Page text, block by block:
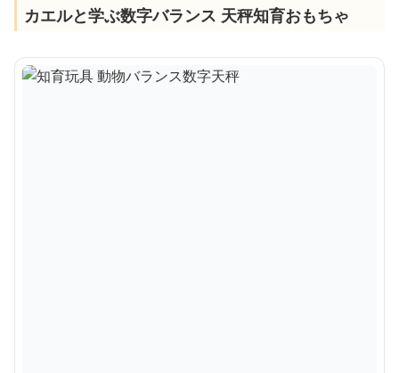
カエルと学ぶ数字バランス 天秤知育おもちゃ